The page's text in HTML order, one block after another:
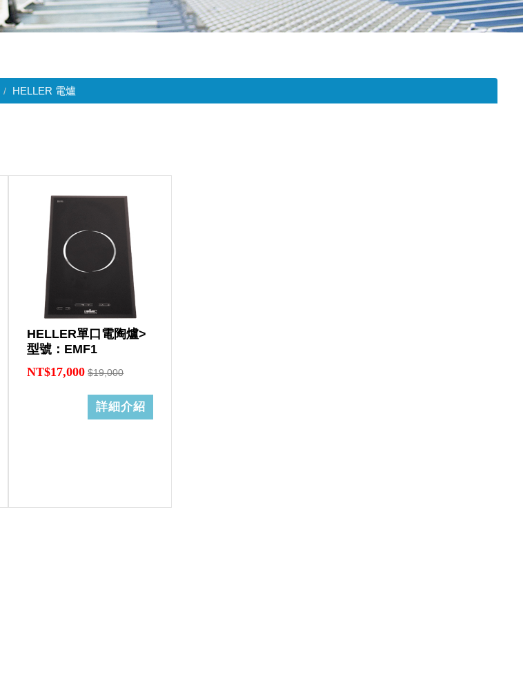
HELLER 電爐
HELLER單口電陶爐>
型號：EMF1
NT$17,000 $19,000
詳細介紹